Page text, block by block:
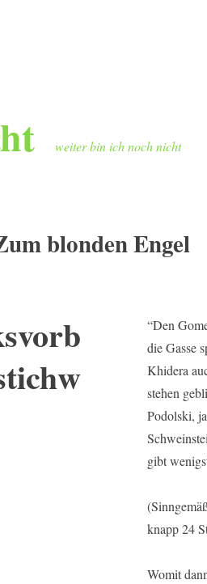
weiter bin ich noch nicht
blonden Engel
“Den
die Gasse
Khidera
stehen
Podolski,
gibt
knapp 24
Womit